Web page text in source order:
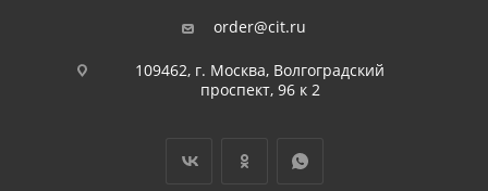
order@cit.ru
109462, г. Москва, Волгоградский
проспект, 96 к 2